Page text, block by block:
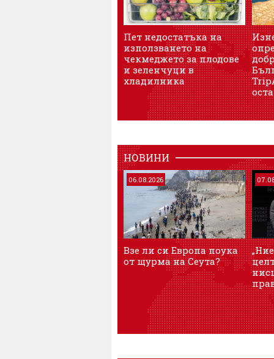
Пет недостатъка на
използването на
чекмеджето за плодове
и зеленчуци в
хладилника
НОВИНИ
06.08.2026
Взе ли си Европа поука
от щурма на Сеута?